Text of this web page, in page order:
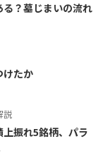
る？墓じまいの流れ
けたか
説
上振れ5銘柄、パラ